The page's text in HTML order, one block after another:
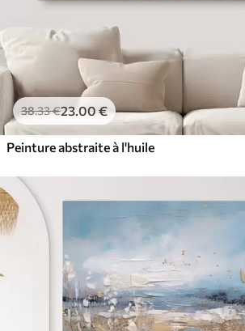
38.33€23.00€
Peinture abstraite à l'huile